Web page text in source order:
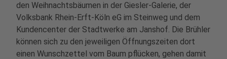
den Weihnachtsbäumen in der Giesler-Galerie, der
Volksbank Rhein-Erft-Köln eG im Steinweg und dem
Kundencenter der Stadtwerke am Janshof. Die Brühler
können sich zu den jeweiligen Öffnungszeiten dort
einen Wunschzettel vom Baum pflücken, gehen damit